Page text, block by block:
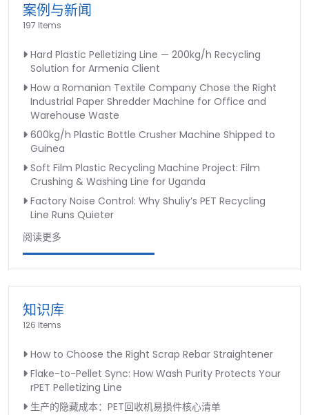
案例与新闻
197 Items
Hard Plastic Pelletizing Line — 200kg/h Recycling
Solution for Armenia Client
How a Romanian Textile Company Chose the Right
Industrial Paper Shredder Machine for Office and
Warehouse Waste
600kg/h Plastic Bottle Crusher Machine Shipped to
Guinea
Soft Film Plastic Recycling Machine Project: Film
Crushing & Washing Line for Uganda
Factory Noise Control: Why Shuliy’s PET Recycling
Line Runs Quieter
阅读更多
知识库
126 Items
How to Choose the Right Scrap Rebar Straightener
Flake-to-Pellet Sync: How Wash Purity Protects Your
rPET Pelletizing Line
生产的隐藏成本：PET回收机易损件核心清单